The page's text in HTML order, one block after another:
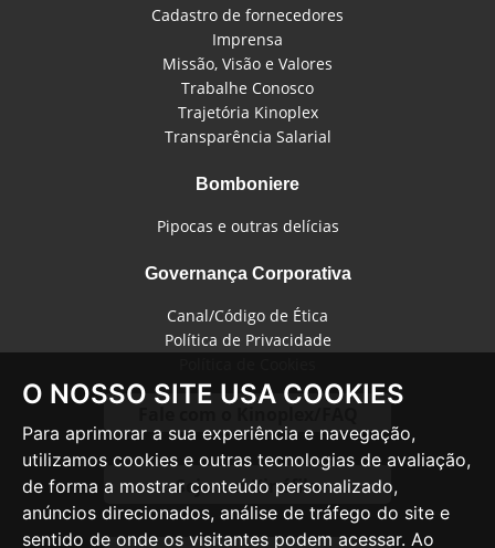
O NOSSO SITE USA COOKIES
Para aprimorar a sua experiência e navegação,
utilizamos cookies e outras tecnologias de avaliação,
de forma a mostrar conteúdo personalizado,
anúncios direcionados, análise de tráfego do site e
sentido de onde os visitantes podem acessar. Ao
Cadastro de fornecedores
Imprensa
Missão, Visão e Valores
Trabalhe Conosco
Trajetória Kinoplex
Transparência Salarial
Bomboniere
Pipocas e outras delícias
Governança Corporativa
Canal/Código de Ética
Política de Privacidade
Seja um Kinéfilo